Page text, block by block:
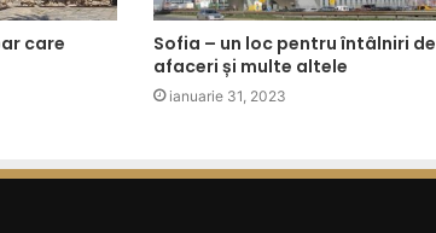
care
Sofia – un loc pentru întâlniri de
afaceri și multe altele
ianuarie 31, 2023